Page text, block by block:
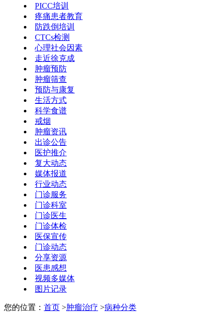
PICC培训
疼痛患者教育
防跌倒培训
CTCs检测
心理社会因素
走近徐克成
肿瘤预防
肿瘤筛查
预防与康复
生活方式
科学食谱
戒烟
肿瘤资讯
出诊公告
医护推介
复大动态
媒体报道
行业动态
门诊服务
门诊科室
门诊医生
门诊体检
医保宣传
门诊动态
分享资源
医患感想
视频多媒体
图片记录
您的位置： 首页 >肿瘤治疗 >病种分类